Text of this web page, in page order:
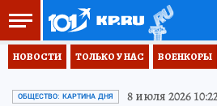
НОВОСТИ ТОЛЬКО У НАС ВОЕНКОРЫ
ОБЩЕСТВО: КАРТИНА ДНЯ 8 июля 2026